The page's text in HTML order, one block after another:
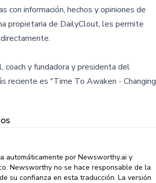
con información, hechos y opiniones de
propietaria de DailyClout, les permite
coach y fundadora y presidenta del
reciente es "Time To Awaken - Changing
automáticamente por Newsworthy.ai y
Newsworthy no se hace responsable de la
su confianza en esta traducción. La versión